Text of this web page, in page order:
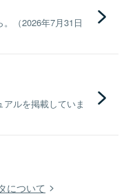
（2026年7月31日
ルを掲載していま
について